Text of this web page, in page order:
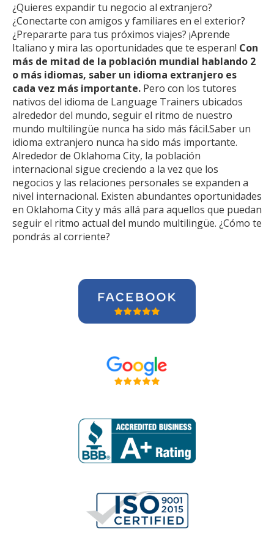
¿Quieres expandir tu negocio al extranjero?
¿Conectarte con amigos y familiares en el exterior?
¿Prepararte para tus próximos viajes? ¡Aprende
Italiano y mira las oportunidades que te esperan! Con
más de mitad de la población mundial hablando 2
o más idiomas, saber un idioma extranjero es
cada vez más importante. Pero con los tutores
nativos del idioma de Language Trainers ubicados
alrededor del mundo, seguir el ritmo de nuestro
mundo multilingüe nunca ha sido más fácil.Saber un
idioma extranjero nunca ha sido más importante.
Alrededor de Oklahoma City, la población
internacional sigue creciendo a la vez que los
negocios y las relaciones personales se expanden a
nivel internacional. Existen abundantes oportunidades
en Oklahoma City y más allá para aquellos que puedan
seguir el ritmo actual del mundo multilingüe. ¿Cómo te
pondrás al corriente?